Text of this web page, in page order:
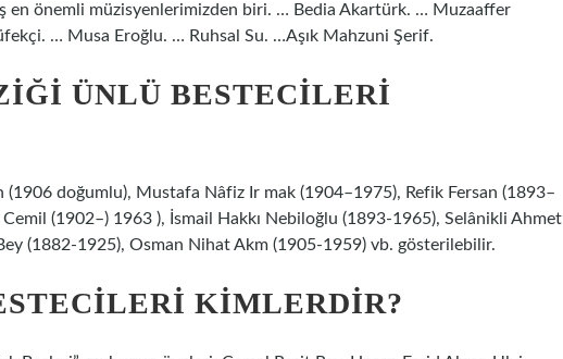
en önemli müzisyenlerimizden biri. … Bedia Akartürk. … Muzaaffer
… Musa Eroğlu. … Ruhsal Su. …Aşık Mahzuni Şerif.
ÜNLÜ BESTECILERI
(1906 doğumlu), Mustafa Nâfiz Ir mak (1904–1975), Refik Fersan (1893–
(1902–) 1963 ), İsmail Hakkı Nebiloğlu (1893-1965), Selânikli Ahmet
(1882-1925), Osman Nihat Akm (1905-1959) vb. gösterilebilir.
KIMLERDIR?